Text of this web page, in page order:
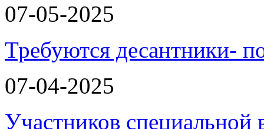
07-05-2025
Требуются десантники-
07-04-2025
Участников